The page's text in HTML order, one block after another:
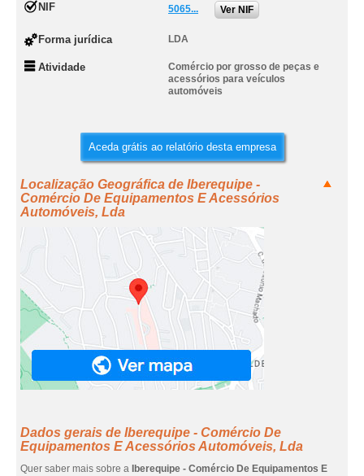
NIF 5065... Ver NIF
Forma jurídica LDA
Atividade
Comércio por grosso de peças e
acessórios para veículos
automóveis
Aceda grátis ao relatório desta empresa
Localização Geográfica de Iberequipe -
Comércio De Equipamentos E Acessórios
Automóveis, Lda
Dados gerais de Iberequipe - Comércio De
Equipamentos E Acessórios Automóveis, Lda
Quer saber mais sobre a Iberequipe - Comércio De Equipamentos E